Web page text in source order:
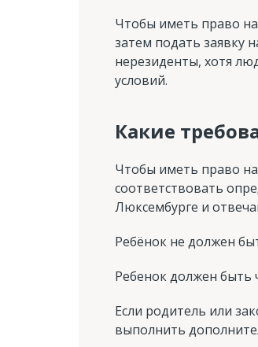
Чтобы иметь право
затем подать заявку
нерезиденты, хотя
условий.
Какие
Чтобы иметь право на
соответствовать
Люксембурге и
Ребёнок не должен
Ребенок должен быть
Если родитель или
выполнить